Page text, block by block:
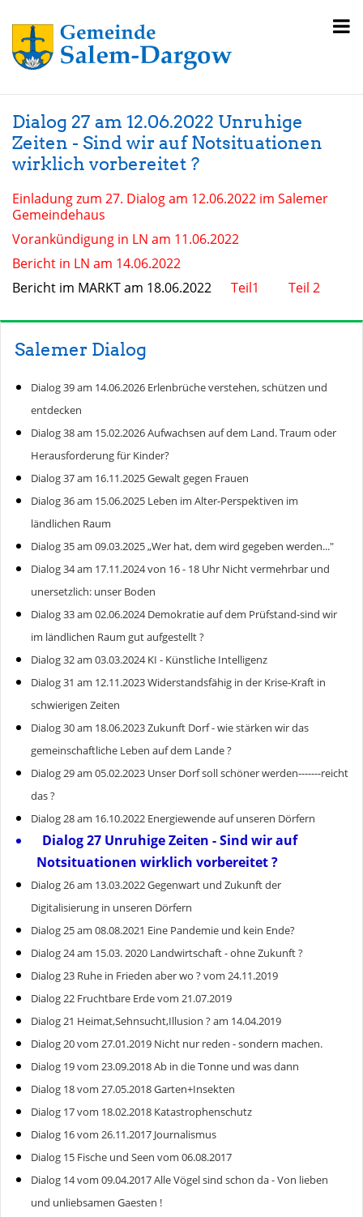
Dialog 27 am 12.06.2022 Unruhige
Zeiten - Sind wir auf Notsituationen
wirklich vorbereitet ?
Einladung zum 27. Dialog am 12.06.2022 im Salemer
Gemeindehaus
Vorankündigung in LN am 11.06.2022
Bericht in LN am 14.06.2022
Bericht im MARKT am 18.06.2022 Teil1 Teil 2
Salemer Dialog
Dialog 39 am 14.06.2026 Erlenbrüche verstehen, schützen und
entdecken
Dialog 38 am 15.02.2026 Aufwachsen auf dem Land. Traum oder
Herausforderung für Kinder?
Dialog 37 am 16.11.2025 Gewalt gegen Frauen
Dialog 36 am 15.06.2025 Leben im Alter-Perspektiven im
ländlichen Raum
Dialog 35 am 09.03.2025 „Wer hat, dem wird gegeben werden..."
Dialog 34 am 17.11.2024 von 16 - 18 Uhr Nicht vermehrbar und
unersetzlich: unser Boden
Dialog 33 am 02.06.2024 Demokratie auf dem Prüfstand-sind wir
im ländlichen Raum gut aufgestellt ?
Dialog 32 am 03.03.2024 KI - Künstliche Intelligenz
Dialog 31 am 12.11.2023 Widerstandsfähig in der Krise-Kraft in
schwierigen Zeiten
Dialog 30 am 18.06.2023 Zukunft Dorf - wie stärken wir das
gemeinschaftliche Leben auf dem Lande ?
Dialog 29 am 05.02.2023 Unser Dorf soll schöner werden-------reicht
das ?
Dialog 28 am 16.10.2022 Energiewende auf unseren Dörfern
Dialog 27 Unruhige Zeiten - Sind wir auf
Notsituationen wirklich vorbereitet ?
Dialog 26 am 13.03.2022 Gegenwart und Zukunft der
Digitalisierung in unseren Dörfern
Dialog 25 am 08.08.2021 Eine Pandemie und kein Ende?
Dialog 24 am 15.03. 2020 Landwirtschaft - ohne Zukunft ?
Dialog 23 Ruhe in Frieden aber wo ? vom 24.11.2019
Dialog 22 Fruchtbare Erde vom 21.07.2019
Dialog 21 Heimat,Sehnsucht,Illusion ? am 14.04.2019
Dialog 20 vom 27.01.2019 Nicht nur reden - sondern machen.
Dialog 19 vom 23.09.2018 Ab in die Tonne und was dann
Dialog 18 vom 27.05.2018 Garten+Insekten
Dialog 17 vom 18.02.2018 Katastrophenschutz
Dialog 16 vom 26.11.2017 Journalismus
Dialog 15 Fische und Seen vom 06.08.2017
Dialog 14 vom 09.04.2017 Alle Vögel sind schon da - Von lieben
und unliebsamen Gaesten !